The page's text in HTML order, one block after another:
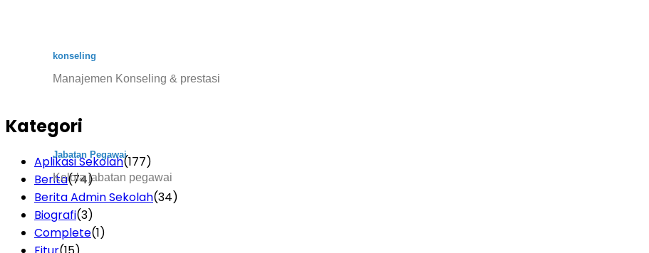
konseling
Manajemen Konseling & prestasi
Jabatan Pegawai
Kelola jabatan pegawai
Kategori
Aplikasi Sekolah(177)
Berita(74)
Berita Admin Sekolah(34)
Biografi(3)
Complete(1)